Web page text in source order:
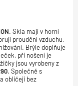
. Skla mají v horní
proudění vzduchu,
Brýle doplňuje
při nošení je
jsou vyrobeny z
. Společně s
obličeji bez